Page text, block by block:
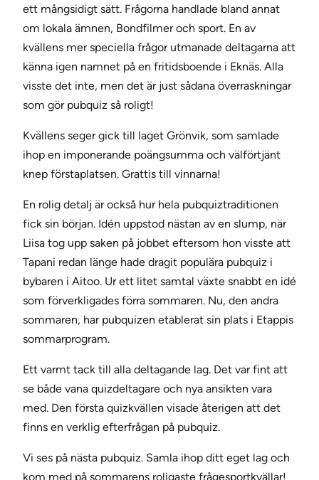
ett mångsidigt sätt. Frågorna handlade bland annat
om lokala ämnen, Bondfilmer och sport. En av
kvällens mer speciella frågor utmanade deltagarna att
känna igen namnet på en fritidsboende i Eknäs. Alla
visste det inte, men det är just sådana överraskningar
som gör pubquiz så roligt!
Kvällens seger gick till laget Grönvik, som samlade
ihop en imponerande poängsumma och välförtjänt
knep förstaplatsen. Grattis till vinnarna!
En rolig detalj är också hur hela pubquiztraditionen
fick sin början. Idén uppstod nästan av en slump, när
Liisa tog upp saken på jobbet eftersom hon visste att
Tapani redan länge hade dragit populära pubquiz i
bybaren i Aitoo. Ur ett litet samtal växte snabbt en idé
som förverkligades förra sommaren. Nu, den andra
sommaren, har pubquizen etablerat sin plats i Etappis
sommarprogram.
Ett varmt tack till alla deltagande lag. Det var fint att
se både vana quizdeltagare och nya ansikten vara
med. Den första quizkvällen visade återigen att det
finns en verklig efterfrågan på pubquiz.
Vi ses på nästa pubquiz. Samla ihop ditt eget lag och
kom med på sommarens roligaste frågesportkvällar!